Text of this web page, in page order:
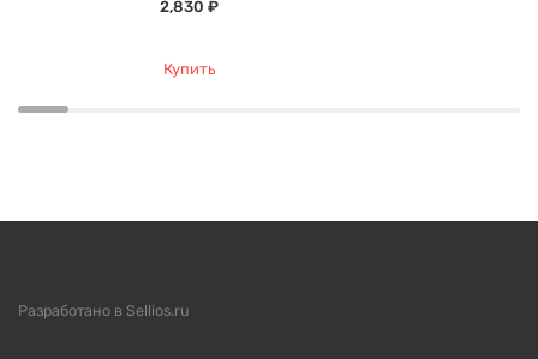
2,830 ₽
Купить
Разработано в Sellios.ru